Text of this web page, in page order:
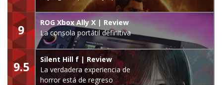
9
ROG Xbox Ally X | Review
La consola portátil definitiva
9.5
Silent Hill f | Review
La verdadera experiencia de
horror está de regreso